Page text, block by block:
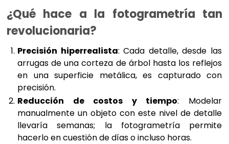
¿Qué hace a la fotogrametría tan
revolucionaria?
Precisión hiperrealista: Cada detalle, desde las
arrugas de una corteza de árbol hasta los reflejos
en una superficie metálica, es capturado con
precisión.
Reducción de costos y tiempo: Modelar
manualmente un objeto con este nivel de detalle
llevaría semanas; la fotogrametría permite
hacerlo en cuestión de días o incluso horas.